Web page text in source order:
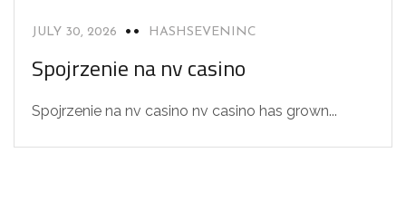
JULY 30, 2026 HASHSEVENINC
Spojrzenie na nv casino
Spojrzenie na nv casino nv casino has grown...